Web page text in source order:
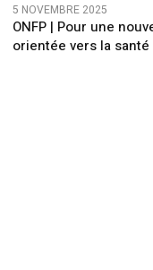
5 NOVEMBRE 2025
ONFP | Pour une
orientée vers la